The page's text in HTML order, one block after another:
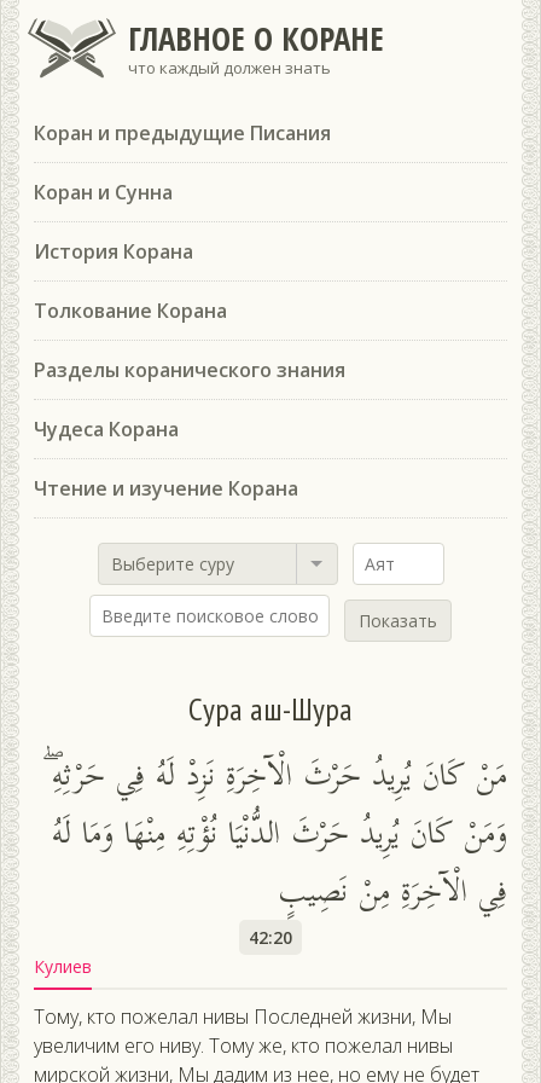
ГЛАВНОЕ О КОРАНЕ
что каждый должен знать
Коран и предыдущие Писания
Коран и Сунна
История Корана
Толкование Корана
Разделы коранического знания
Чудеса Корана
Чтение и изучение Корана
Выберите суру
Показать
Сура аш-Шура
مَنْ كَانَ يُرِيدُ حَرْثَ الْآخِرَةِ نَزِدْ لَهُ فِي حَرْثِهِ ۖ
وَمَنْ كَانَ يُرِيدُ حَرْثَ الدُّنْيَا نُؤْتِهِ مِنْهَا وَمَا لَهُ
فِي الْآخِرَةِ مِنْ نَصِيبٍ
42:20
Кулиев
Тому, кто пожелал нивы Последней жизни, Мы
увеличим его ниву. Тому же, кто пожелал нивы
мирской жизни, Мы дадим из нее, но ему не будет